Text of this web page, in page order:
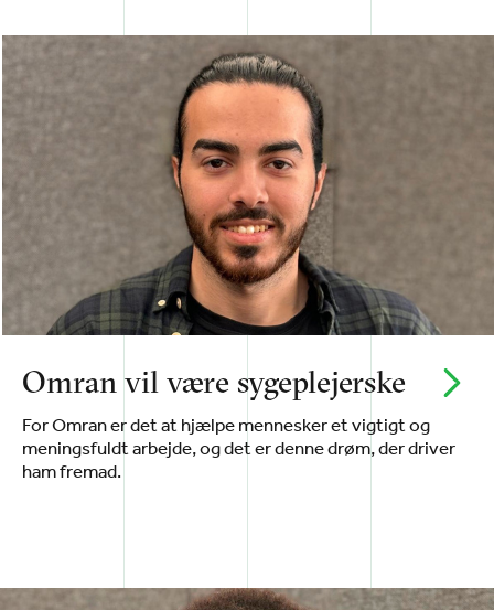
Omran vil være sygeplejerske
For Omran er det at hjælpe mennesker et vigtigt og
meningsfuldt arbejde, og det er denne drøm, der driver
ham fremad.